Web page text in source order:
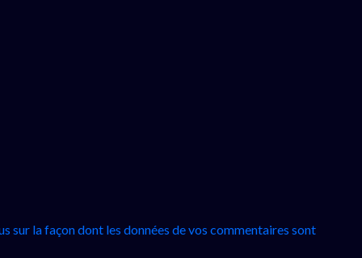
sur la façon dont les données de vos commentaires sont